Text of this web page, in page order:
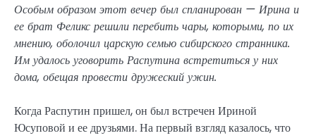
Особым образом этот вечер был спланирован — Ирина и
ее брат Феликс решили перебить чары, которыми, по их
мнению, оболочил царскую семью сибирского странника.
Им удалось уговорить Распутина встретиться у них
дома, обещая провести дружеский ужин.
Когда Распутин пришел, он был встречен Ириной
Юсуповой и ее друзьями. На первый взгляд казалось, что